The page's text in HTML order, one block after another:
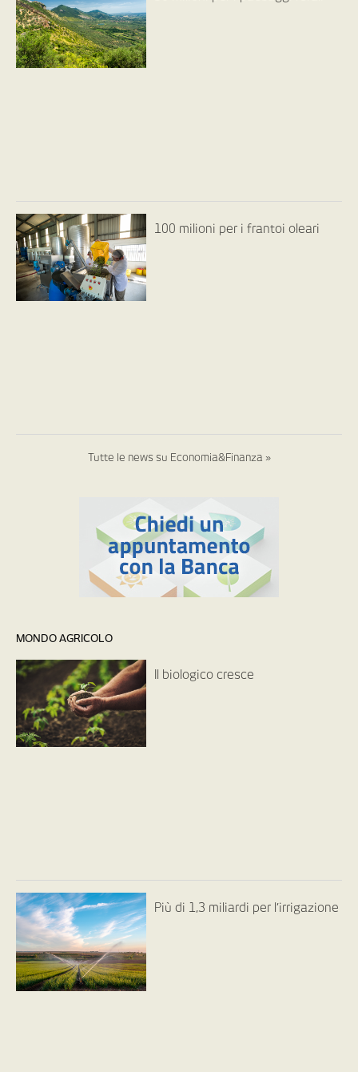
100 milioni per i frantoi oleari
Tutte le news su Economia&Finanza »
MONDO AGRICOLO
Il biologico cresce
Più di 1,3 miliardi per l’irrigazione